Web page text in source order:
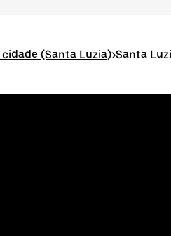
(Santa Luzia)>Santa